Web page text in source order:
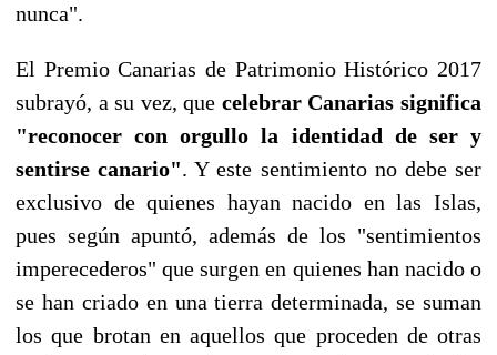
nunca".
El Premio Canarias de Patrimonio Histórico 2017
subrayó, a su vez, que celebrar Canarias significa
"reconocer con orgullo la identidad de ser y
sentirse canario". Y este sentimiento no debe ser
exclusivo de quienes hayan nacido en las Islas,
pues según apuntó, además de los "sentimientos
imperecederos" que surgen en quienes han nacido o
se han criado en una tierra determinada, se suman
los que brotan en aquellos que proceden de otras